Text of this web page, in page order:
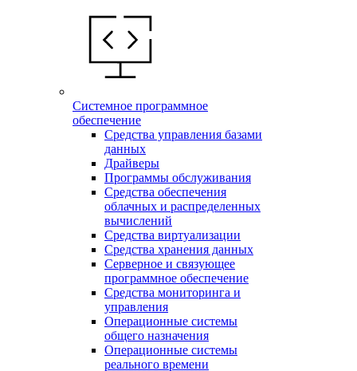
Системное программное
обеспечение
Средства управления базами
данных
Драйверы
Программы обслуживания
Средства обеспечения
облачных и распределенных
вычислений
Средства виртуализации
Средства хранения данных
Серверное и связующее
программное обеспечение
Средства мониторинга и
управления
Операционные системы
общего назначения
Операционные системы
реального времени